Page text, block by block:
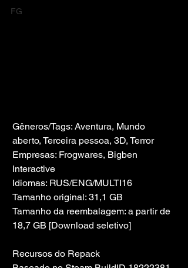
FG
Gêneros/Tags: Aventura, Mundo
aberto, Terceira pessoa, 3D, Terror
Empresas: Frogwares, Bigben
Interactive
Idiomas: RUS/ENG/MULTI16
Tamanho original: 31,1 GB
Tamanho da reembalagem: a partir de
18,7 GB [Download seletivo]
Recursos do Repack